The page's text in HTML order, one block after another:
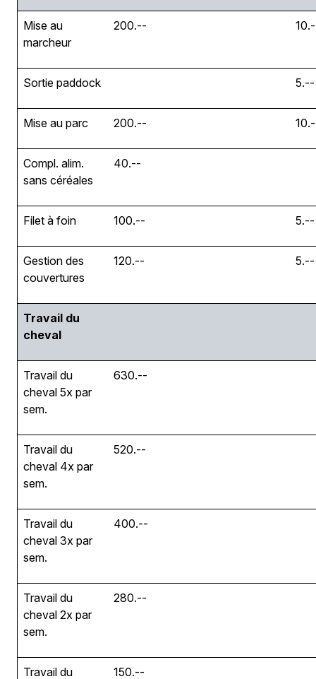
Mise au
marcheur
200.--
Sortie paddock 5.--
Mise au parc 200.--
Compl. alim.
sans céréales
40.--
Filet à foin 100.-- 5.--
Gestion des
couvertures
120.-- 5.--
Travail du
cheval
Travail du
cheval 5x par
sem.
630.--
Travail du
cheval 4x par
sem.
520.--
Travail du
cheval 3x par
sem.
400.--
Travail du
cheval 2x par
sem.
280.--
Travail du 150.--